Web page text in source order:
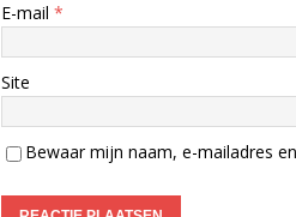
E-mail *
Site
Bewaar mijn naam, e-mailadres